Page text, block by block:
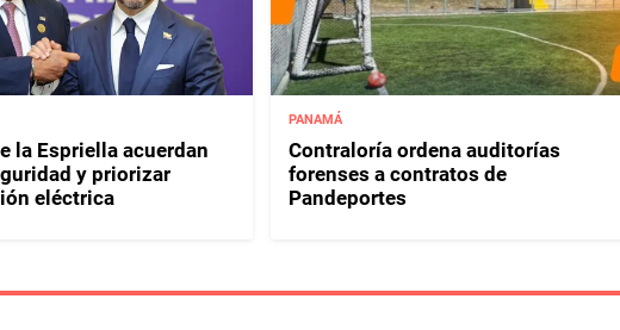
la Espriella acuerdan
y priorizar
eléctrica
PANAMÁ
Contraloría ordena auditorías
forenses a contratos de
Pandeportes